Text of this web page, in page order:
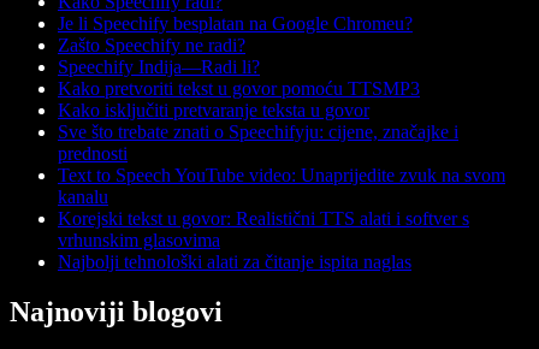
Je li Speechify besplatan na Google Chromeu?
Zašto Speechify ne radi?
Speechify Indija—Radi li?
Kako pretvoriti tekst u govor pomoću TTSMP3
Kako isključiti pretvaranje teksta u govor
Sve što trebate znati o Speechifyju: cijene, značajke i
prednosti
Text to Speech YouTube video: Unaprijedite zvuk na svom
kanalu
Korejski tekst u govor: Realistični TTS alati i softver s
vrhunskim glasovima
Najbolji tehnološki alati za čitanje ispita naglas
Najnoviji blogovi